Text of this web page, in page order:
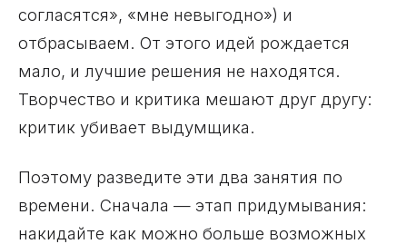
согласятся», «мне невыгодно») и
отбрасываем. От этого идей рождается
мало, и лучшие решения не находятся.
Творчество и критика мешают друг другу:
критик убивает выдумщика.
Поэтому разведите эти два занятия по
времени. Сначала — этап придумывания:
накидайте как можно больше возможных